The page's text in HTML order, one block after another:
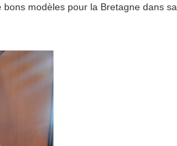
modèles pour la Bretagne dans sa